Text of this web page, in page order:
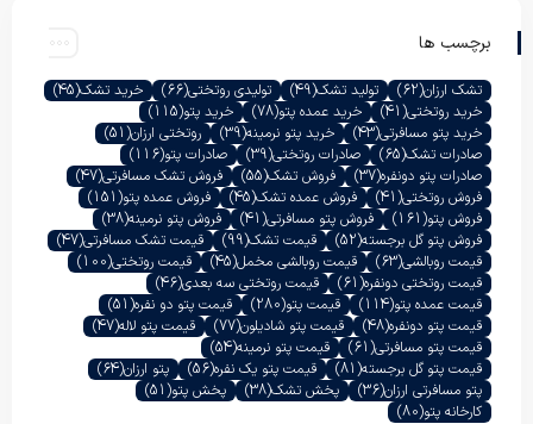
برچسب ها
تشک ارزان(62) تولید تشک(49) تولیدی روتختی(66) خرید تشک(45)
خرید روتختی(41) خرید عمده پتو(78) خرید پتو(115)
خرید پتو مسافرتی(43) خرید پتو نرمینه(39) روتختی ارزان(51)
صادرات تشک(65) صادرات روتختی(39) صادرات پتو(116)
صادرات پتو دونفره(37) فروش تشک(55) فروش تشک مسافرتی(47)
فروش روتختی(41) فروش عمده تشک(45) فروش عمده پتو(151)
فروش پتو(161) فروش پتو مسافرتی(41) فروش پتو نرمینه(38)
فروش پتو گل برجسته(52) قیمت تشک(99) قیمت تشک مسافرتی(47)
قیمت روبالشی(63) قیمت روبالشی مخمل(45) قیمت روتختی(100)
قیمت روتختی دونفره(61) قیمت روتختی سه بعدی(46)
قیمت عمده پتو(114) قیمت پتو(280) قیمت پتو دو نفره(51)
قیمت پتو دونفره(48) قیمت پتو شادیلون(77) قیمت پتو لاله(47)
قیمت پتو مسافرتی(61) قیمت پتو نرمینه(54)
قیمت پتو گل برجسته(81) قیمت پتو یک نفره(56) پتو ارزان(64)
پتو مسافرتی ارزان(36) پخش تشک(38) پخش پتو(51)
کارخانه پتو(80)